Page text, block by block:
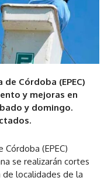
Córdoba (EPEC)
y mejoras en
y domingo.
Córdoba (EPEC)
se realizarán cortes
de localidades de la